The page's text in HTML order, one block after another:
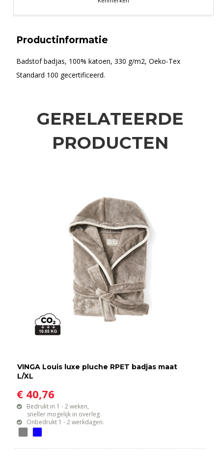
Productinformatie
Badstof badjas, 100% katoen, 330 g/m2, Oeko-Tex
Standard 100 gecertificeerd.
GERELATEERDE
PRODUCTEN
VINGA Louis luxe pluche RPET badjas maat
L/XL
€ 40,76
Bedrukt in 1 - 2 weken,
sneller mogelijk in overleg.
Onbedrukt 1 - 2 werkdagen.